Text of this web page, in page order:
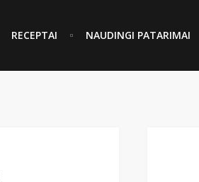
RECEPTAI NAUDINGI PATARIMAI